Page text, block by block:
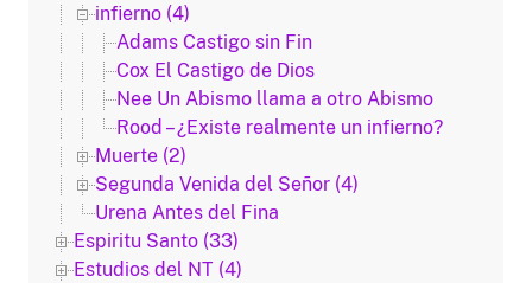
infierno (4)
Adams Castigo sin Fin
Cox El Castigo de Dios
Nee Un Abismo llama a otro Abismo
Rood – ¿Existe realmente un infierno?
Muerte (2)
Segunda Venida del Señor (4)
Urena Antes del Fina
Espiritu Santo (33)
Estudios del NT (4)